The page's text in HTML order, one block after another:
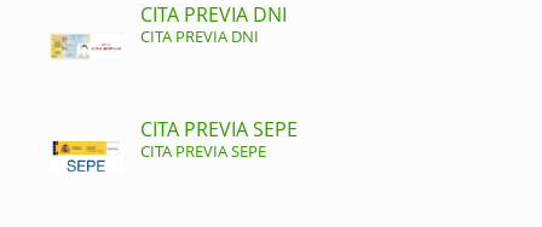
CITA PREVIA DNI
CITA PREVIA DNI
CITA PREVIA SEPE
CITA PREVIA SEPE